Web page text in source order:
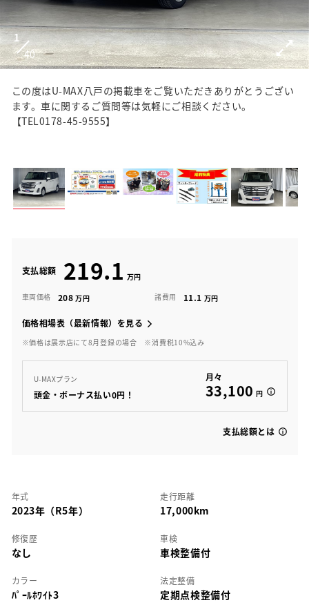
1
40
この度はU-MAX八戸の掲載車をご覧いただきありがとうござい
ます。車に関するご質問等は気軽にご相談ください。
【TEL0178-45-9555】
支払総額 219.1
車両価格 208 諸費用 11.1
価格相場表（最新情報）を見る
※価格は展示店にて8月登録の場合 ※消費税10%込み
U-MAXプラン
頭金・ボーナス払い0円！
月々
33,100 円
支払総額とは
年式
2023年（R5年）
走行距離
17,000km
修復歴
なし
車検
車検整備付
カラー
ﾊﾟｰﾙﾎﾜｲﾄ3
法定整備
定期点検整備付